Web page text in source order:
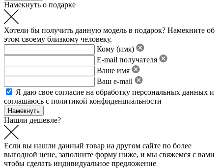
Намекнуть о подарке
Хотели бы получить данную модель в подарок? Намекните об
этом своему близкому человеку.
Кому (имя)
E-mail получателя
Ваше имя
Ваш e-mail
Я даю свое согласие на обработку персональных данных и
соглашаюсь с политикой конфиденциальности
Нашли дешевле?
Если вы нашли данный товар на другом сайте по более
выгодной цене, заполните форму ниже, и мы свяжемся с вами
чтобы сделать индивидуальное предложение